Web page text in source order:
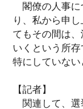
閣僚の人事に
り、私から申
てもその間は
いくという所存
特にしていない
【記者】
関連して、選